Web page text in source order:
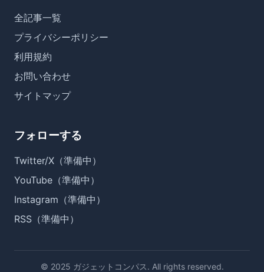
全記事一覧
プライバシーポリシー
利用規約
お問い合わせ
サイトマップ
フォローする
Twitter/X（準備中）
YouTube（準備中）
Instagram（準備中）
RSS（準備中）
© 2025 ガジェットコンパス. All rights reserved.